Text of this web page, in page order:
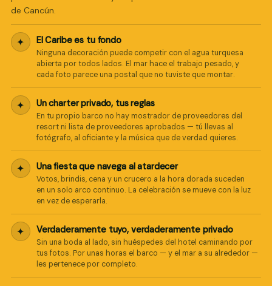
de Cancún.
✦ El Caribe es tu fondo
Ninguna decoración puede competir con el agua turquesa
abierta por todos lados. El mar hace el trabajo pesado, y
cada foto parece una postal que no tuviste que montar.
✦ Un charter privado, tus reglas
En tu propio barco no hay mostrador de proveedores del
resort ni lista de proveedores aprobados — tú llevas al
fotógrafo, al oficiante y la música que de verdad quieres.
✦ Una fiesta que navega al atardecer
Votos, brindis, cena y un crucero a la hora dorada suceden
en un solo arco continuo. La celebración se mueve con la luz
en vez de esperarla.
✦ Verdaderamente tuyo, verdaderamente privado
Sin una boda al lado, sin huéspedes del hotel caminando por
tus fotos. Por unas horas el barco — y el mar a su alrededor —
les pertenece por completo.